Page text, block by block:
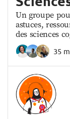
Un groupe
astuces,
des sciences
35